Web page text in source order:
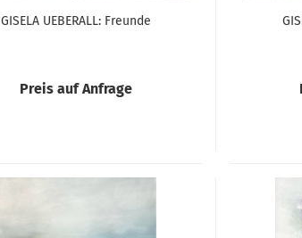
GISELA UEBERALL: Freunde
Preis auf Anfrage